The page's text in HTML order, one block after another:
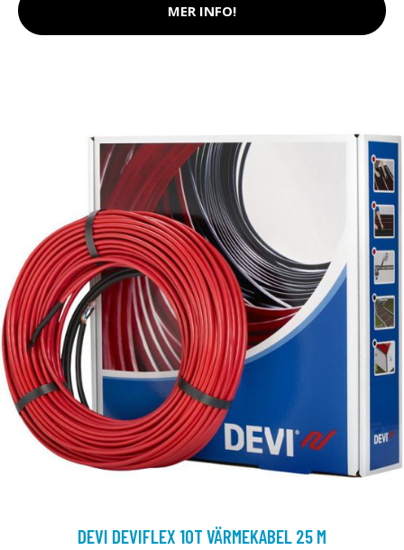
MER INFO!
DEVI DEVIFLEX 10T VÄRMEKABEL 25 M